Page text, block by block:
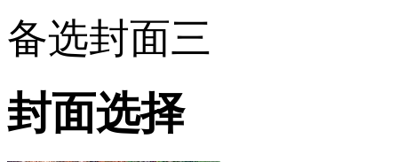
备选封面三
封面选择